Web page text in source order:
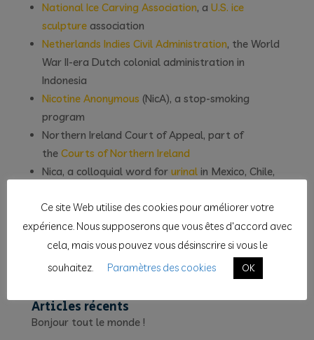
National Ice Carving Association, a U.S. ice
sculptureassociation
Netherlands Indies Civil Administration, the World
War II-era Dutch colonial administration in
Indonesia
Nicotine Anonymous (NicA), a stop-smoking
program
Northern Ireland Court of Appeal, part of
the Courts of Northern Ireland
Nica, a colloquial word for urinalin Mexico, Chile,
Articles récents
Bonjour tout le monde !
Ce site Web utilise des cookies pour améliorer votre
expérience. Nous supposerons que vous êtes d'accord avec
cela, mais vous pouvez vous désinscrire si vous le
souhaitez.
Paramètres des cookies OK